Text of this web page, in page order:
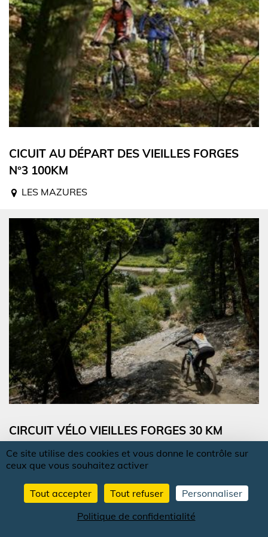
CICUIT AU DÉPART DES VIEILLES FORGES
N°3 100KM
LES MAZURES
CIRCUIT VÉLO VIEILLES FORGES 30 KM
LES MAZURES
Ce site utilise des cookies et vous donne le contrôle sur
ceux que vous souhaitez activer
Tout accepter Tout refuser
Personnaliser
Politique de confidentialité